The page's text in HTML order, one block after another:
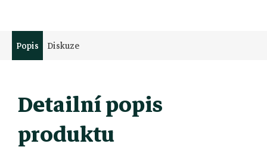
Popis Diskuze
Detailní popis
produktu